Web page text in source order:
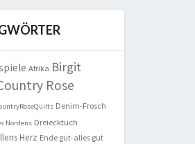
Afrika Birgit
Rose
Denim-Frosch
Nordens Dreiecktuch
Herz Ende gut-alles gut